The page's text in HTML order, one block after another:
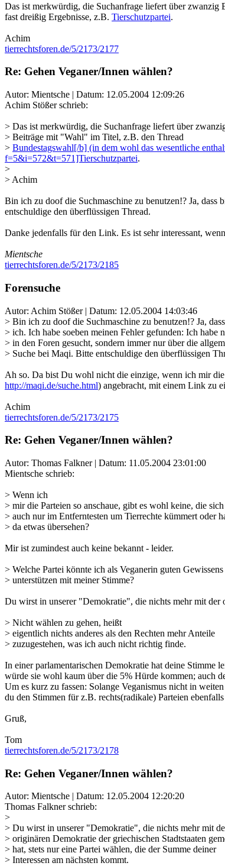
Das ist merkwürdig, die Suchanfrage liefert über
fast dreißig Ergebnisse, z.B. Tierschutzpartei.
Achim
tierrechtsforen.de/5/2173/2177
Re: Gehen Veganer/Innen wählen?
Autor: Mientsche | Datum: 12.05.2004 12:09:26
Achim Stößer schrieb:
> Das ist merkwürdig, die Suchanfrage liefert über
> Beiträge mit "Wahl" im Titel, z.B. den Thread
> Bundestagswahl[/b] (in dem wohl das wesentliche
f=5&i=572&t=571]Tierschutzpartei.
>
> Achim
Bin ich zu doof die Suchmaschine zu benutzen!? Ja,
entschuldige den überflüssigen Thread.
Danke jedenfalls für den Link. Es ist sehr interessant,
Mientsche
tierrechtsforen.de/5/2173/2185
Forensuche
Autor: Achim Stößer | Datum: 12.05.2004 14:03:46
> Bin ich zu doof die Suchmaschine zu benutzen!? Ja,
> ich. Ich habe soeben meinen Fehler gefunden: Ich habe
> in den Foren gesucht, sondern immer nur über die
> Suche bei Maqi. Bitte entschuldige den überflüssigen
Ah so. Da bist Du wohl nicht die einzige, wenn ich mir
http://maqi.de/suche.html) angebracht, mit einem Link zu
Achim
tierrechtsforen.de/5/2173/2175
Re: Gehen Veganer/Innen wählen?
Autor: Thomas Falkner | Datum: 11.05.2004 23:01:00
Mientsche schrieb:
> Wenn ich
> mir die Parteien so anschaue, gibt es wohl keine, die sich
> auch nur im Entferntesten um Tierrechte kümmert oder
> da etwas übersehen?
Mir ist zumindest auch keine bekannt - leider.
> Welche Partei könnte ich als Veganerin guten Gewissens
> unterstützen mit meiner Stimme?
Du wirst in unserer "Demokratie", die nichts mehr mit der
> Nicht wählen zu gehen, heißt
> eigentlich nichts anderes als den Rechten mehr Anteile
> zuzugestehen, was ich auch nicht richtig finde.
In einer parlamentarischen Demokratie hat deine Stimme
würde sie wohl kaum über die 5% Hürde kommen; auch
Um es kurz zu fassen: Solange Veganismus nicht in
du den Stimmen für z.B. rechts(radikale) Parteien
Gruß,
Tom
tierrechtsforen.de/5/2173/2178
Re: Gehen Veganer/Innen wählen?
Autor: Mientsche | Datum: 12.05.2004 12:20:20
Thomas Falkner schrieb:
>
> Du wirst in unserer "Demokratie", die nichts mehr mit
> originären Demokratie der griechischen Stadtstaaten
> hat, stets nur eine Partei wählen, die der Summe deiner
> Interessen am nächsten kommt.